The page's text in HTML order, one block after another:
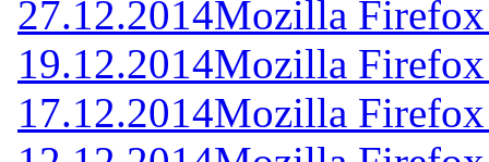
27.12.2014Mozilla
19.12.2014Mozilla
17.12.2014Mozilla